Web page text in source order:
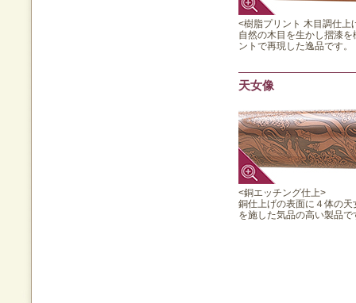
<樹脂プリント 木目調仕上
自然の木目を生かし摺漆を
ントで再現した逸品です。
天女像
<銅エッチング仕上>
銅仕上げの表面に４体の天
を施した気品の高い製品で